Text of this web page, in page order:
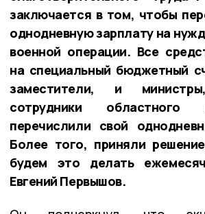
заключается в том, чтобы
однодневную зарплату на
военной операции. Все
на специальный бюджетный
заместители, и
сотрудники областного
перечислили свой
Более того, приняли
будем это делать
Евгений Первышов.